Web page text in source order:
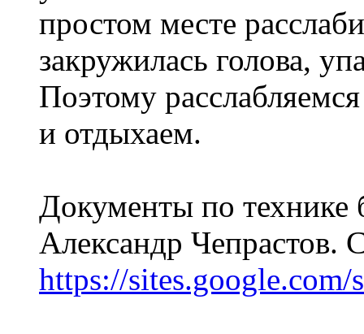
простом месте
закружилась голова,
Поэтому
и отдыхаем.
Документы по технике
Александр Чепрастов.
https://